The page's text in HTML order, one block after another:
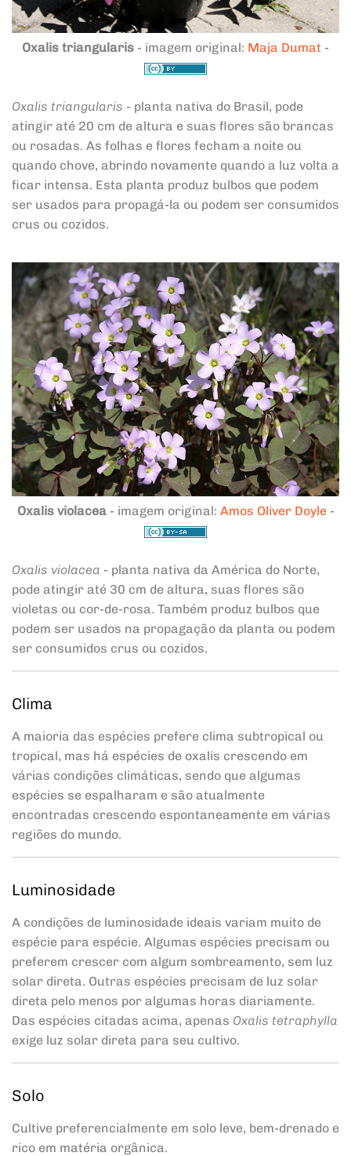
Oxalis triangularis - imagem original: Maja Dumat -
Oxalis triangularis - planta nativa do Brasil, pode
atingir até 20 cm de altura e suas flores são brancas
ou rosadas. As folhas e flores fecham a noite ou
quando chove, abrindo novamente quando a luz volta a
ficar intensa. Esta planta produz bulbos que podem
ser usados para propagá-la ou podem ser consumidos
crus ou cozidos.
Oxalis violacea- imagem original: Amos Oliver Doyle-
Oxalis violacea - planta nativa da América do Norte,
pode atingir até 30 cm de altura, suas flores são
violetas ou cor-de-rosa. Também produz bulbos que
podem ser usados na propagação da planta ou podem
ser consumidos crus ou cozidos.
Clima
A maioria das espécies prefere clima subtropical ou
tropical, mas há espécies de oxalis crescendo em
várias condições climáticas, sendo que algumas
espécies se espalharam e são atualmente
encontradas crescendo espontaneamente em várias
regiões do mundo.
Luminosidade
A condições de luminosidade ideais variam muito de
espécie para espécie. Algumas espécies precisam ou
preferem crescer com algum sombreamento, sem luz
solar direta. Outras espécies precisam de luz solar
direta pelo menos por algumas horas diariamente.
Das espécies citadas acima, apenas Oxalis tetraphylla
exige luz solar direta para seu cultivo.
Solo
Cultive preferencialmente em solo leve, bem-drenado e
rico em matéria orgânica.